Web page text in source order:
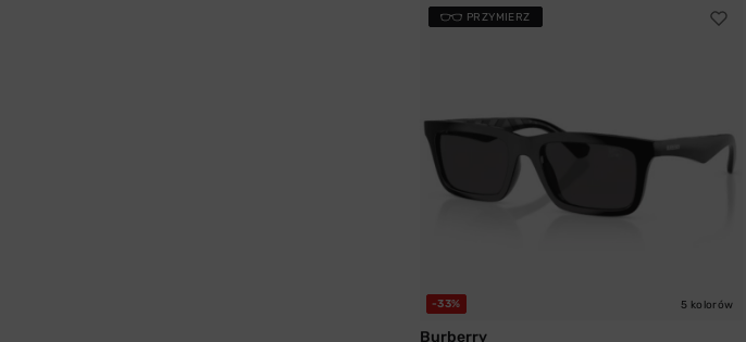
PRZYMIERZ
-33% 5 kolorów
Burberry